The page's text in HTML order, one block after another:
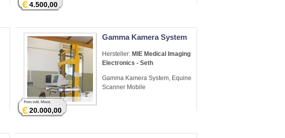
€4.500,00
Gamma Kamera System
Hersteller: MIE Medical Imaging
Electronics - Seth
Gamma Kamera System, Equine
Scanner Mobile
€20.000,00